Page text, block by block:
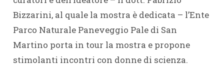
Bizzarini, al quale la mostra è dedicata – l’Ente
Parco Naturale Paneveggio Pale di San
Martino porta in tour la mostra e propone
stimolanti incontri con donne di scienza.